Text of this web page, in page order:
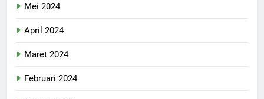
Mei 2024
April 2024
Maret 2024
Februari 2024